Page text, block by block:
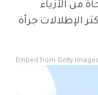
من الأزياء
الإطلالات جرأة
Embed from Getty Images